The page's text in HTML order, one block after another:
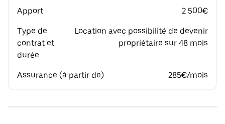
Apport 2 500€
Type de
contrat et
durée
Location avec possibilité de devenir
propriétaire sur 48 mois
Assurance (à partir de) 285€/mois